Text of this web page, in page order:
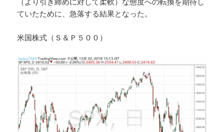
ていたために、急落する結果となった。
米国株式（Ｓ＆Ｐ５００）